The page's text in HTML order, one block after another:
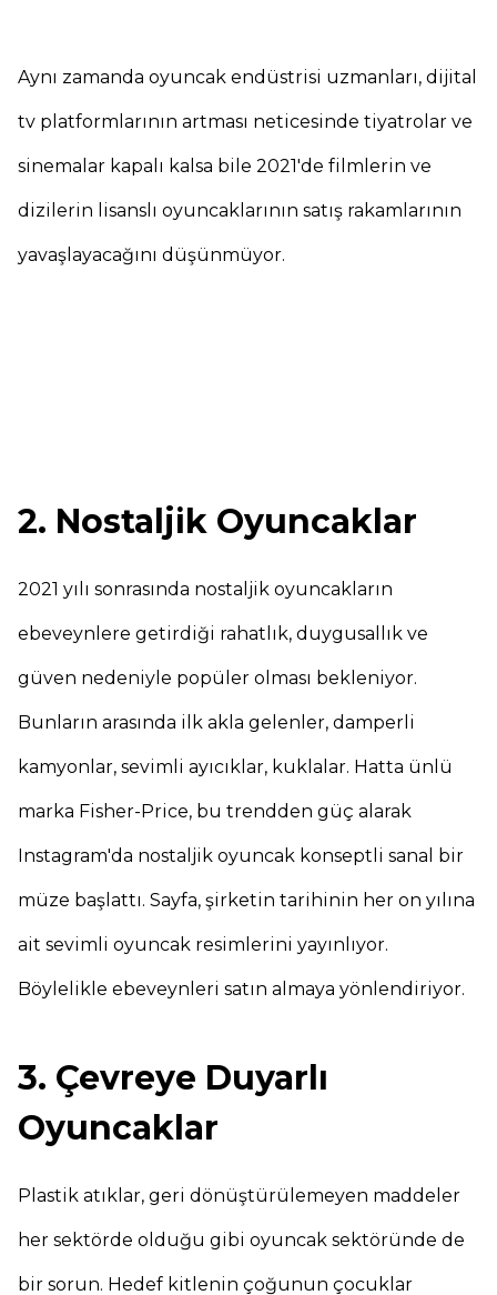
Aynı zamanda oyuncak endüstrisi uzmanları, dijital
tv platformlarının artması neticesinde tiyatrolar ve
sinemalar kapalı kalsa bile 2021'de filmlerin ve
dizilerin lisanslı oyuncaklarının satış rakamlarının
yavaşlayacağını düşünmüyor.
2. Nostaljik Oyuncaklar
2021 yılı sonrasında nostaljik oyuncakların
ebeveynlere getirdiği rahatlık, duygusallık ve
güven nedeniyle popüler olması bekleniyor.
Bunların arasında ilk akla gelenler, damperli
kamyonlar, sevimli ayıcıklar, kuklalar. Hatta ünlü
marka Fisher-Price, bu trendden güç alarak
Instagram'da nostaljik oyuncak konseptli sanal bir
müze başlattı. Sayfa, şirketin tarihinin her on yılına
ait sevimli oyuncak resimlerini yayınlıyor.
Böylelikle ebeveynleri satın almaya yönlendiriyor.
3. Çevreye Duyarlı
Oyuncaklar
Plastik atıklar, geri dönüştürülemeyen maddeler
her sektörde olduğu gibi oyuncak sektöründe de
bir sorun. Hedef kitlenin çoğunun çocuklar